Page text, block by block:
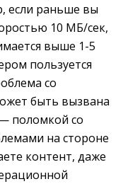
если раньше вы
10 МБ/сек,
выше 1-5
пользуется
со
быть вызвана
поломкой со
на стороне
контент, даже